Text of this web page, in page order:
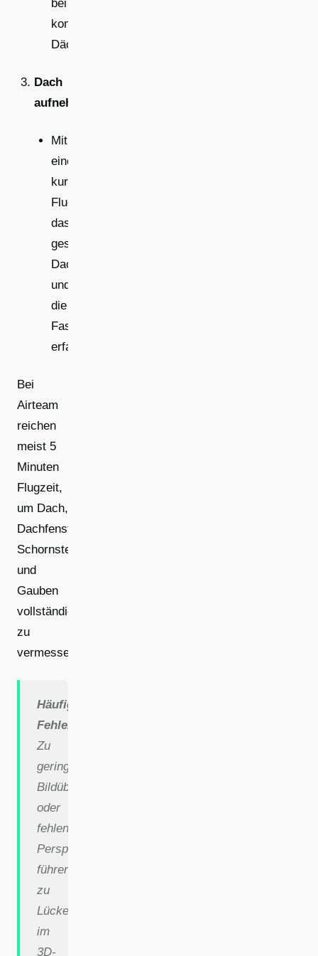
bei
komplexen
Dächern.
Dach
aufnehmen
Mit
einem
kurzen
Flug
das
gesamte
Dach
und
die
Fassade
erfassen.
Bei
Airteam
reichen
meist 5
Minuten
Flugzeit,
um Dach,
Dachfenster,
Schornsteine
und
Gauben
vollständig
zu
vermessen.
Häufiger
Fehler:
Zu
geringe
Bildüberlappung
oder
fehlende
Perspektiven
führen
zu
Lücken
im
3D-